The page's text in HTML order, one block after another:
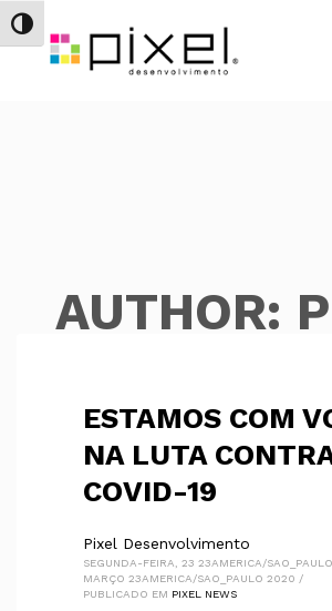
Alternar alto contraste
AUTHOR:
ESTAMOS COM
NA LUTA
COVID-19
Pixel Desenvolvimento
SEGUNDA-FEIRA, 23 23AMERICA/SAO_PAULO
MARÇO 23AMERICA/SAO_PAULO 2020 /
PUBLICADO EM PIXEL NEWS